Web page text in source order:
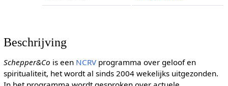
Beschrijving
Schepper&Co is een NCRVprogramma over geloof en
spiritualiteit, het wordt al sinds 2004 wekelijks uitgezonden.